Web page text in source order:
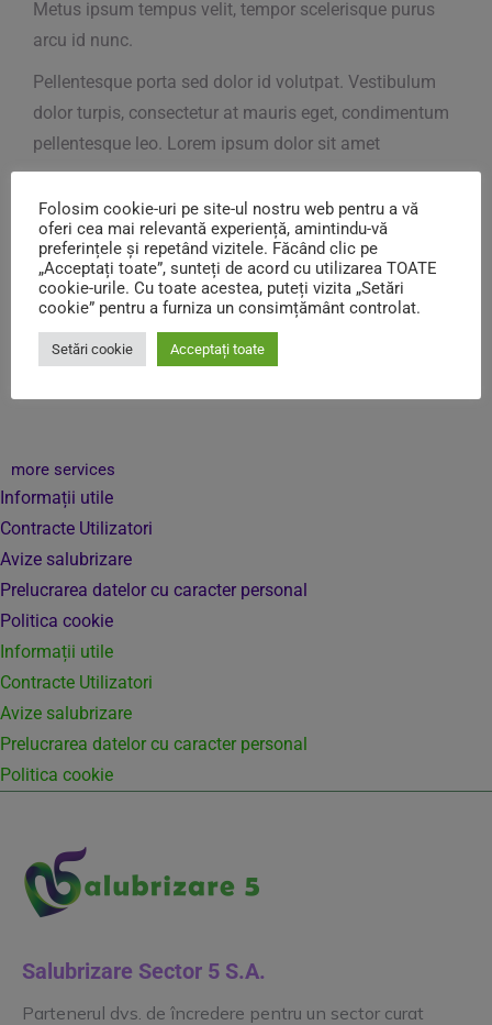
Informații utile
Contracte Utilizatori
Avize salubrizare
Prelucrarea datelor cu caracter personal
Politica cookie
Informații utile
Contracte Utilizatori
Avize salubrizare
Prelucrarea datelor cu caracter personal
Politica cookie
Lorem ipsum dolor sit amet $120
Consectetur lorem dolor sit amet $220
Lorem ipsum dolor sit amet$35
Vivamus et metus rutrum$150
Metus ipsum tempus velit, tempor scelerisque purus
arcu id nunc.
Pellentesque porta sed dolor id volutpat. Vestibulum
dolor turpis, consectetur at mauris eget, condimentum
pellentesque leo. Lorem ipsum dolor sit amet
more services
Salubrizare Sector 5 S.A.
Partenerul dvs. de încredere pentru un sector curat
Folosim cookie-uri pe site-ul nostru web pentru a vă
oferi cea mai relevantă experiență, amintindu-vă
preferințele și repetând vizitele. Făcând clic pe
„Acceptați toate”, sunteți de acord cu utilizarea TOATE
cookie-urile. Cu toate acestea, puteți vizita „Setări
cookie” pentru a furniza un consimțământ controlat.
Setări cookie Acceptați toate